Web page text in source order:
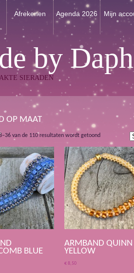
Afrekenen Agenda 2026 Mijn
by
SIERADEN
OP MAAT
van de 110 resultaten wordt getoond Gesorteerd
nieuwste
BLUE
ARMBAND QUINN
YELLOW
€8,50